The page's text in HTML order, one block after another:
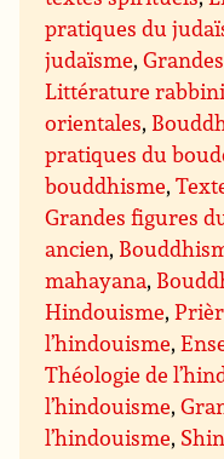
pratiques du
judaïsme,
Littérature
orientales,
pratiques du
bouddhisme,
Grandes figures
ancien,
mahayana,
Hindouisme,
l’hindouisme,
Théologie de
l’hindouisme,
l’hindouisme,